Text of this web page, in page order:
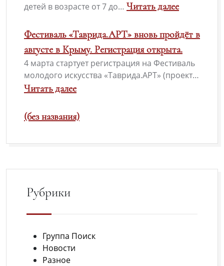
детей в возрасте от 7 до… Читать далее
Фестиваль «Таврида.АРТ» вновь пройдёт в
августе в Крыму. Регистрация открыта.
4 марта стартует регистрация на Фестиваль
молодого искусства «Таврида.АРТ» (проект…
Читать далее
(без названия)
Рубрики
Группа Поиск
Новости
Разное